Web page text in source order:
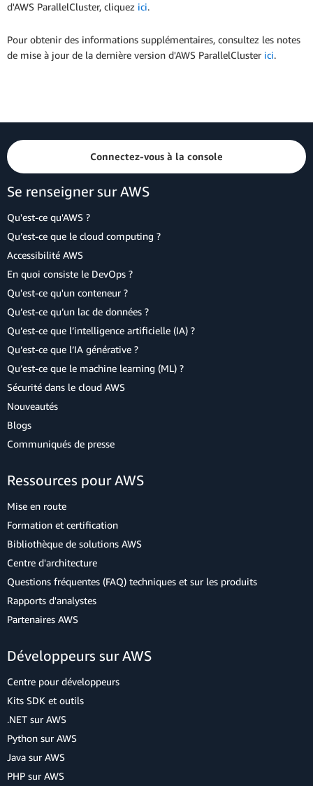
d'AWS ParallelCluster, cliquez ici.
Pour obtenir des informations supplémentaires, consultez les notes
de mise à jour de la dernière version d'AWS ParallelCluster ici.
Connectez-vous à la console
Se renseigner sur AWS
Qu'est-ce qu'AWS ?
Qu’est-ce que le cloud computing ?
Accessibilité AWS
En quoi consiste le DevOps ?
Qu'est-ce qu'un conteneur ?
Qu’est-ce qu’un lac de données ?
Qu’est-ce que l’intelligence artificielle (IA) ?
Qu’est-ce que l’IA générative ?
Qu’est-ce que le machine learning (ML) ?
Sécurité dans le cloud AWS
Nouveautés
Blogs
Communiqués de presse
Ressources pour AWS
Mise en route
Formation et certification
Bibliothèque de solutions AWS
Centre d'architecture
Questions fréquentes (FAQ) techniques et sur les produits
Rapports d'analystes
Partenaires AWS
Développeurs sur AWS
Centre pour développeurs
Kits SDK et outils
.NET sur AWS
Python sur AWS
Java sur AWS
PHP sur AWS